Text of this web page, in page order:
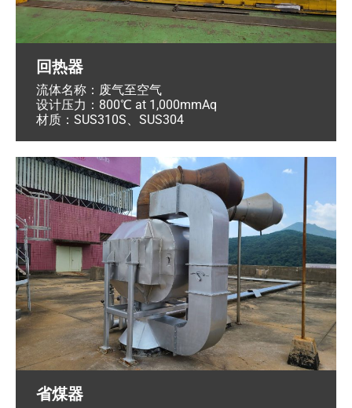
回热器
流体名称：废气至空气
设计压力：800℃ at 1,000mmAq
材质：SUS310S、SUS304
省煤器